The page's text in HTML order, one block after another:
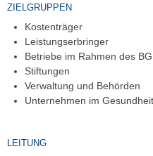
ZIELGRUPPEN
Kostenträger
Leistungserbringer
Betriebe im Rahmen des
Stiftungen
Verwaltung und Behörden
Unternehmen im
LEITUNG